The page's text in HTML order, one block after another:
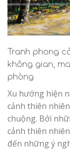
Tranh phong
không gian,
phòng
Xu hướng hiện
cảnh thiên
chuộng. Bởi
cảnh thiên
đến những ý